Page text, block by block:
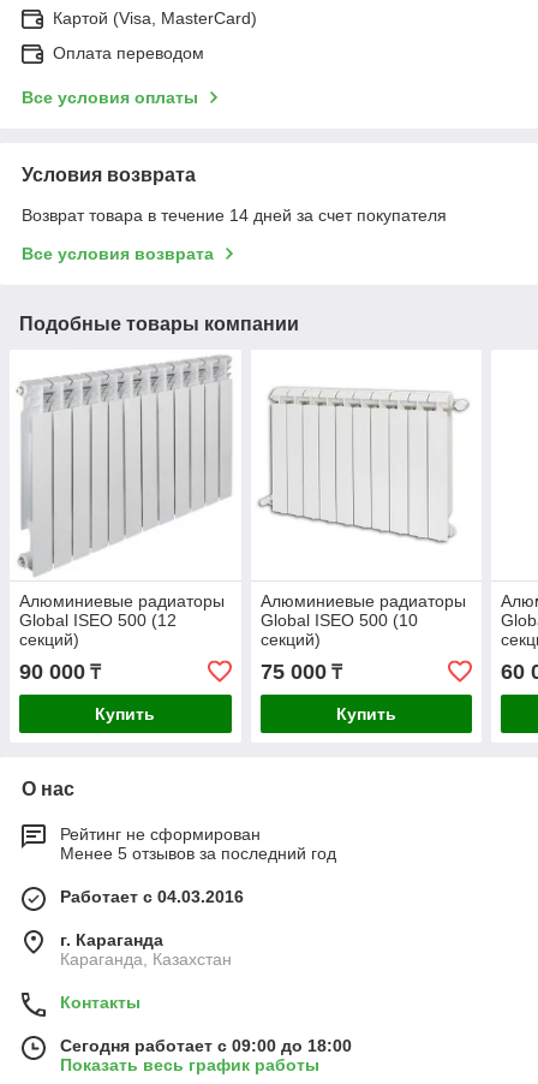
Картой (Visa, MasterCard)
Оплата переводом
Все условия оплаты
Условия возврата
Возврат товара в течение 14 дней за счет покупателя
Все условия возврата
Подобные товары компании
Алюминиевые радиаторы
Global ISEO 500 (12
секций)
90 000 ₸
Купить
Алюминиевые радиаторы
Global ISEO 500 (10
секций)
75 000₸
Купить
60
О нас
Рейтинг не сформирован
Менее 5 отзывов за последний год
Работает с 04.03.2016
г. Караганда
Караганда, Казахстан
Контакты
Сегодня работает с 09:00 до 18:00
Показать весь график работы